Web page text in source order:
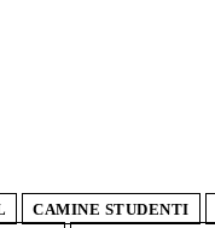
CAMINE STUDENTI